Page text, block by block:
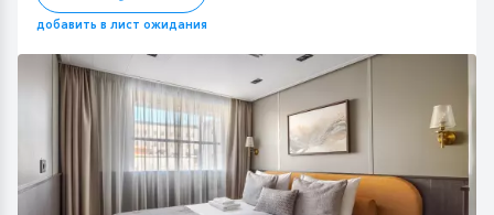
добавить в лист ожидания